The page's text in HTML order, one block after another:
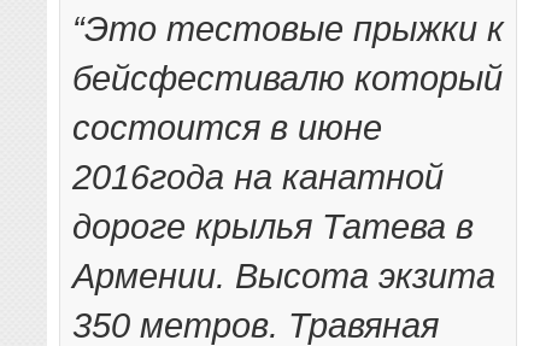
“Это тестовые прыжки к
бейсфестивалю который
состоится в июне
2016года на канатной
дороге крылья Татева в
Армении. Высота экзита
350 метров. Травяная